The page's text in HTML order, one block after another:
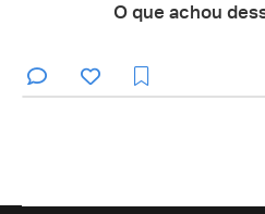
O que achou